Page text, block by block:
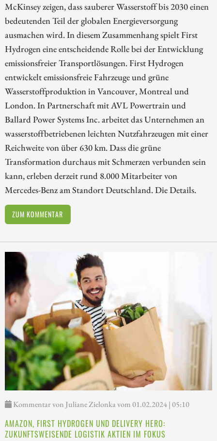
McKinsey zeigen, dass sauberer Wasserstoff bis 2030 einen
bedeutenden Teil der globalen Energieversorgung
ausmachen wird. In diesem Zusammenhang spielt First
Hydrogen eine entscheidende Rolle bei der Entwicklung
emissionsfreier Transportlösungen. First Hydrogen
entwickelt emissionsfreie Fahrzeuge und grüne
Wasserstoffproduktion in Vancouver, Montreal und
London. In Partnerschaft mit AVL Powertrain und
Ballard Power Systems Inc. arbeitet das Unternehmen an
wasserstoffbetriebenen leichten Nutzfahrzeugen mit einer
Reichweite von über 630 km. Dass die grüne
Transformation durchaus mit Schmerzen verbunden sein
kann, erleben derzeit rund 8.000 Mitarbeiter von
Mercedes-Benz am Standort Deutschland. Die Details.
ZUM KOMMENTAR
Kommentar von Juliane Zielonka vom 01.02.2024 | 05:10
AMAZON, FIRST HYDROGEN UND DELIVERY HERO:
ZUKUNFTSWEISENDE LOGISTIK AKTIEN IM FOKUS